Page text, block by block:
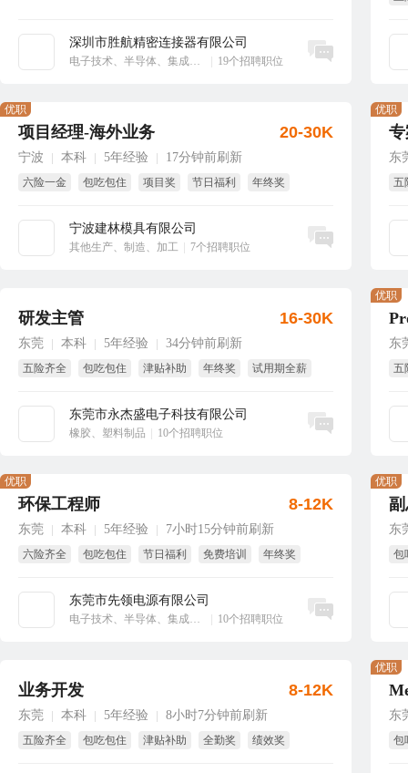
深圳市胜航精密连接器有限公司
电子技术、半导体、集成电路 19个招聘职位
立即沟通
项目经理-海外业务
宁波 本科 5年经验 17分钟前刷新
六险一金 包吃包住 项目奖 节日福利
年终奖
宁波建林模具有限公司
其他生产、制造、加工 7个招聘职位
优职
20-30K
立即沟通
东
五
优职
研发主管
东莞 本科 5年经验 34分钟前刷新
五险齐全 包吃包住 津贴补助 年终奖
试用期全薪
东莞市永杰盛电子科技有限公司
橡胶、塑料制品 10个招聘职位
16-30K
立即沟通
东
五
优职
环保工程师
东莞 本科 5年经验 7小时15分钟前刷新
六险齐全 包吃包住 节日福利 免费培训
年终奖
东莞市先领电源有限公司
电子技术、半导体、集成电路 10个招聘职位
优职
8-12K
立即沟通
东
包
优职
业务开发
东莞 本科 5年经验 8小时7分钟前刷新
五险齐全 包吃包住 津贴补助 全勤奖
绩效奖
8-12K
东
包
优职